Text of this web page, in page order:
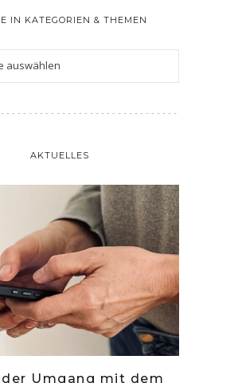
IN KATEGORIEN & THEMEN
AKTUELLES
Umgang mit dem